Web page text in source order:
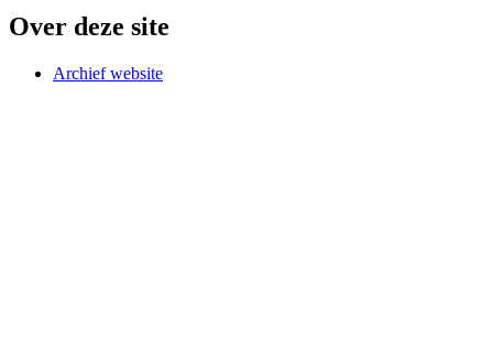
Over deze site
Archief website